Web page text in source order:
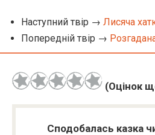
Наступний твір → Лисяча
Попередній твір →
(Оцінок
Сподобалась казка